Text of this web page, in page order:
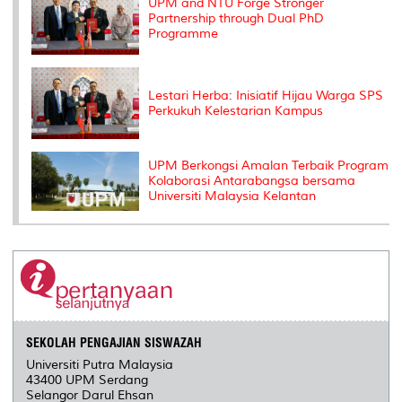
UPM and NTU Forge Stronger
Partnership through Dual PhD
Programme
Lestari Herba: Inisiatif Hijau Warga SPS
Perkukuh Kelestarian Kampus
UPM Berkongsi Amalan Terbaik Program
Kolaborasi Antarabangsa bersama
Universiti Malaysia Kelantan
SEKOLAH PENGAJIAN SISWAZAH
Universiti Putra Malaysia
43400 UPM Serdang
Selangor Darul Ehsan